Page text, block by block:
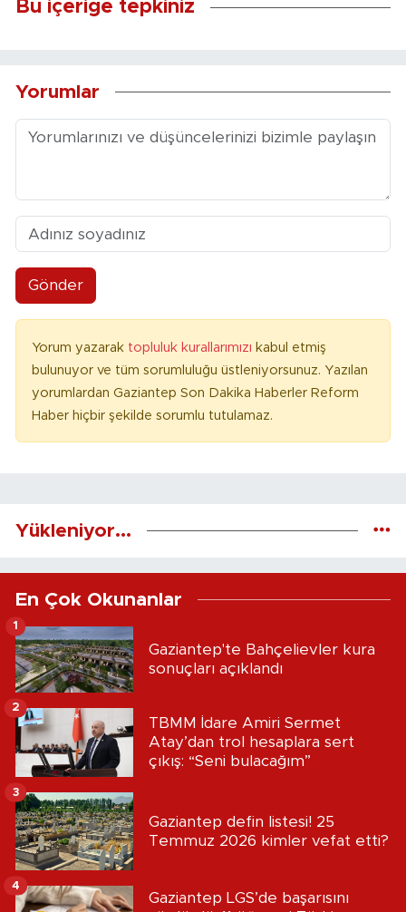
Bu içeriğe tepkiniz
Yorumlar
Gönder
Yorum yazarak topluluk kurallarımızı kabul etmiş
bulunuyor ve tüm sorumluluğu üstleniyorsunuz. Yazılan
yorumlardan Gaziantep Son Dakika Haberler Reform
Haber hiçbir şekilde sorumlu tutulamaz.
Yükleniyor...
En Çok Okunanlar
Gaziantep'te Bahçelievler kura
sonuçları açıklandı
1
TBMM İdare Amiri Sermet
Atay’dan trol hesaplara sert
çıkış: “Seni bulacağım”
2
Gaziantep defin listesi! 25
Temmuz 2026 kimler vefat etti?
3
Gaziantep LGS’de başarısını
4